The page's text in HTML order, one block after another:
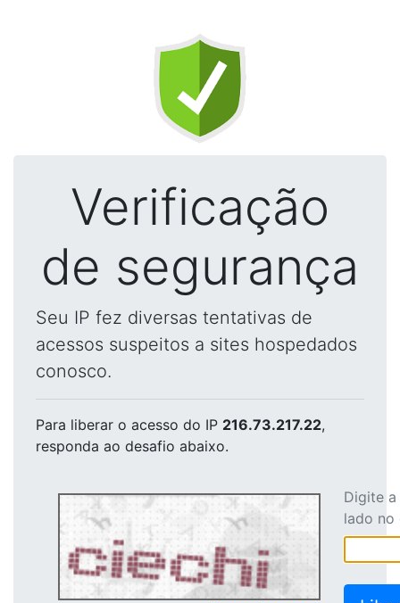
Verificação
de segurança
Seu IP fez diversas tentativas de
acessos suspeitos a sites hospedados
conosco.
Para liberar o acesso do IP 216.73.217.22,
responda ao desafio abaixo.
Digite
lado no